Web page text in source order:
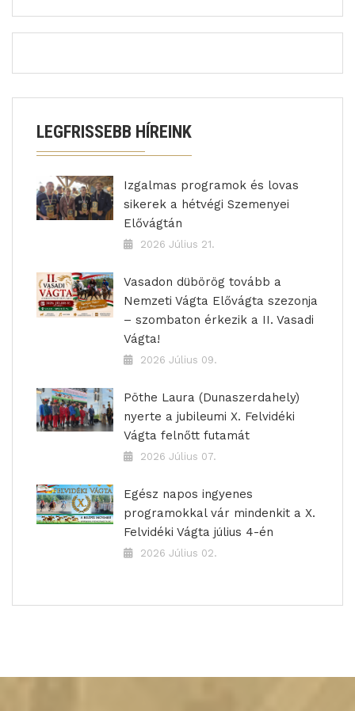
LEGFRISSEBB HÍREINK
Izgalmas programok és lovas
sikerek a hétvégi Szemenyei
Elővágtán
2026 Július 21.
Vasadon dübörög tovább a
Nemzeti Vágta Elővágta szezonja
– szombaton érkezik a II. Vasadi
Vágta!
2026 Július 09.
Pöthe Laura (Dunaszerdahely)
nyerte a jubileumi X. Felvidéki
Vágta felnőtt futamát
2026 Július 07.
Egész napos ingyenes
programokkal vár mindenkit a X.
Felvidéki Vágta július 4-én
2026 Július 02.